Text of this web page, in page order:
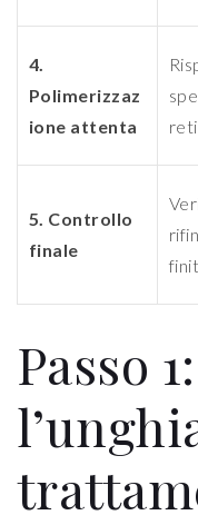
4.
Polimerizzaz
ione attenta
5. Controllo
finale
Passo